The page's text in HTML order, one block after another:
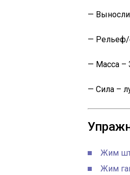
—
— Рельеф/
— Масса –
— Сила –
Жим
Жим